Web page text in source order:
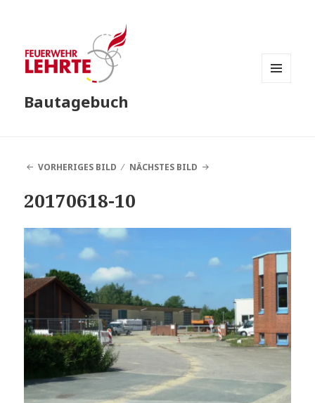
Bautagebuch
VORHERIGES BILD NÄCHSTES BILD
20170618-10